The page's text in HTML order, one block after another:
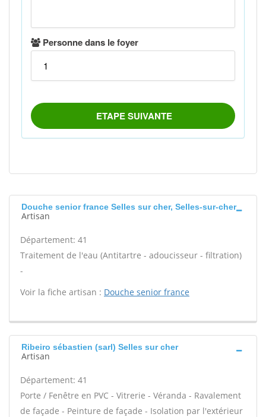
Douche senior france Selles sur cher, Selles-sur-cher
Artisan
Département: 41
Traitement de l'eau (Antitartre - adoucisseur - filtration)
-
Voir la fiche artisan : Douche senior france
Ribeiro sébastien (sarl) Selles sur cher
Artisan
Département: 41
Porte / Fenêtre en PVC - Vitrerie - Véranda - Ravalement
de façade - Peinture de façade - Isolation par l'extérieur